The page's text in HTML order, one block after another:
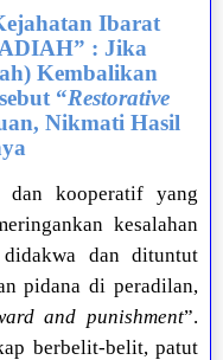
Ibarat
: Jika
Kembalikan
“Restorative
Nikmati Hasil
dan kooperatif yang
kesalahan
dan dituntut
pidana di peradilan,
and punishment”.
berbelit-belit, patut